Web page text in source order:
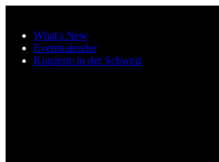
What's New
Eventkalender
Konzerte in der Schweiz